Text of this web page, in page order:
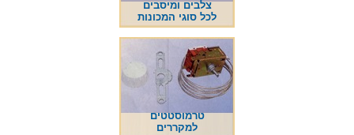
צלבים ומיסבים
לכל סוגי המכונות
טרמוסטטים
למקררים